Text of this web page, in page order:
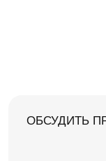
ОБСУДИТЬ